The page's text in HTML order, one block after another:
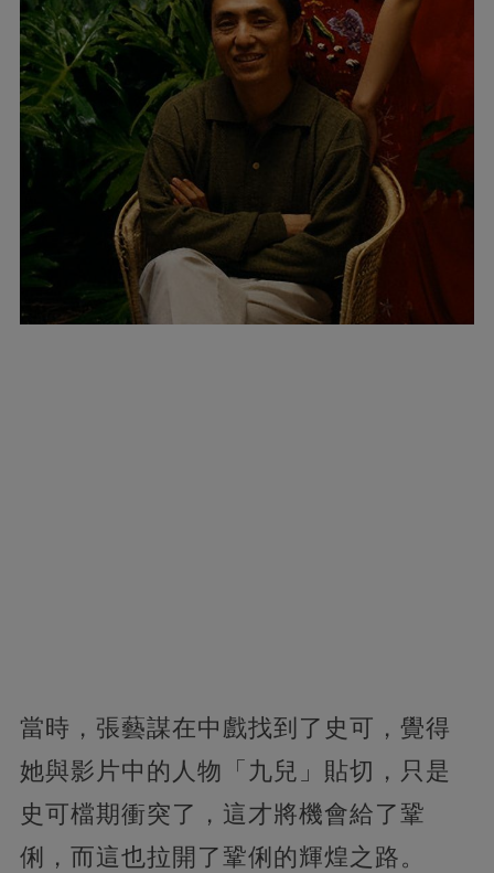
當時，張藝謀在中戲找到了史可，覺得
她與影片中的人物「九兒」貼切，只是
史可檔期衝突了，這才將機會給了鞏
俐，而這也拉開了鞏俐的輝煌之路。